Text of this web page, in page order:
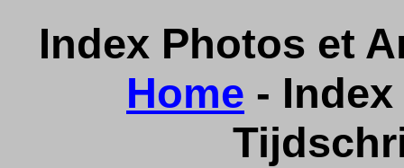
Index Photos et
Home -